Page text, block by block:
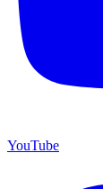
YouTube